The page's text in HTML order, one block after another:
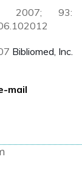
2007;
Bibliomed, Inc.
mail